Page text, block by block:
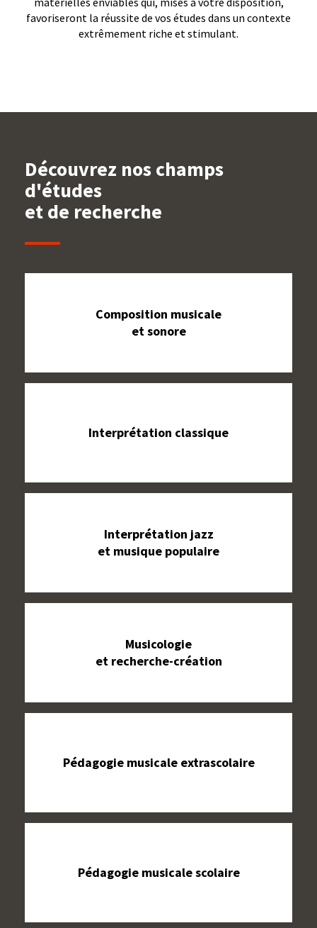
favoriseront la réussite de vos études dans un contexte
extrêmement riche et stimulant.
Découvrez nos champs
d'études
et de recherche
Composition musicale
et sonore
Interprétation classique
Interprétation jazz
et musique populaire
Musicologie
et recherche-création
Pédagogie musicale extrascolaire
Pédagogie musicale scolaire